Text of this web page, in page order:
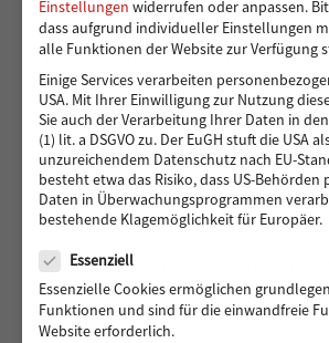
Toben und Spielen: Bewegungsraum
Eddelbüttelstraße in Harburg
Vier Reifen für eine bessere Zukunft:
für Muhsin und seine Familie
488 Euro gedreht für den guten Zweck:
Hotel Hamburg unterstützt Hörer
Einstellungen widerrufen oder anpassen.
dass aufgrund individueller Einstellungen
alle Funktionen der Website zur Verfügung
Einige Services verarbeiten
USA. Mit Ihrer Einwilligung zur Nutzung
Sie auch der Verarbeitung Ihrer Daten in
(1) lit. a DSGVO zu. Der EuGH stuft die USA
unzureichendem Datenschutz nach EU-
besteht etwa das Risiko, dass US-Behörden
Daten in Überwachungsprogrammen
bestehende Klagemöglichkeit für Europäer.
Essenziell
Essenzielle Cookies ermöglichen
Funktionen und sind für die einwandfreie
Website erforderlich.